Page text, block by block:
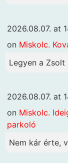
2026.08.07. at
on Miskolc.
Legyen a Zsolt
2026.08.07. at
on Miskolc.
parkoló
Nem kár érte,